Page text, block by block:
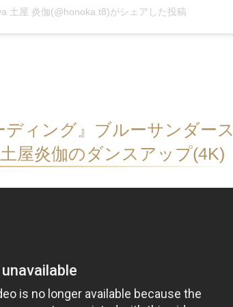
土屋 炎伽(@honoka.t8)がシェアした投稿
ディング』ブルーサンダース
屋炎伽のダンスアップ(4K)